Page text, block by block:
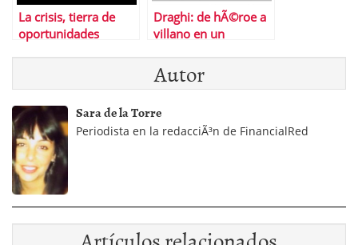
La crisis, tierra de
oportunidades
Draghi: de hÃ©roe a
villano en un
Autor
Sara de la Torre
Periodista en la redacciÃ³n de FinancialRed